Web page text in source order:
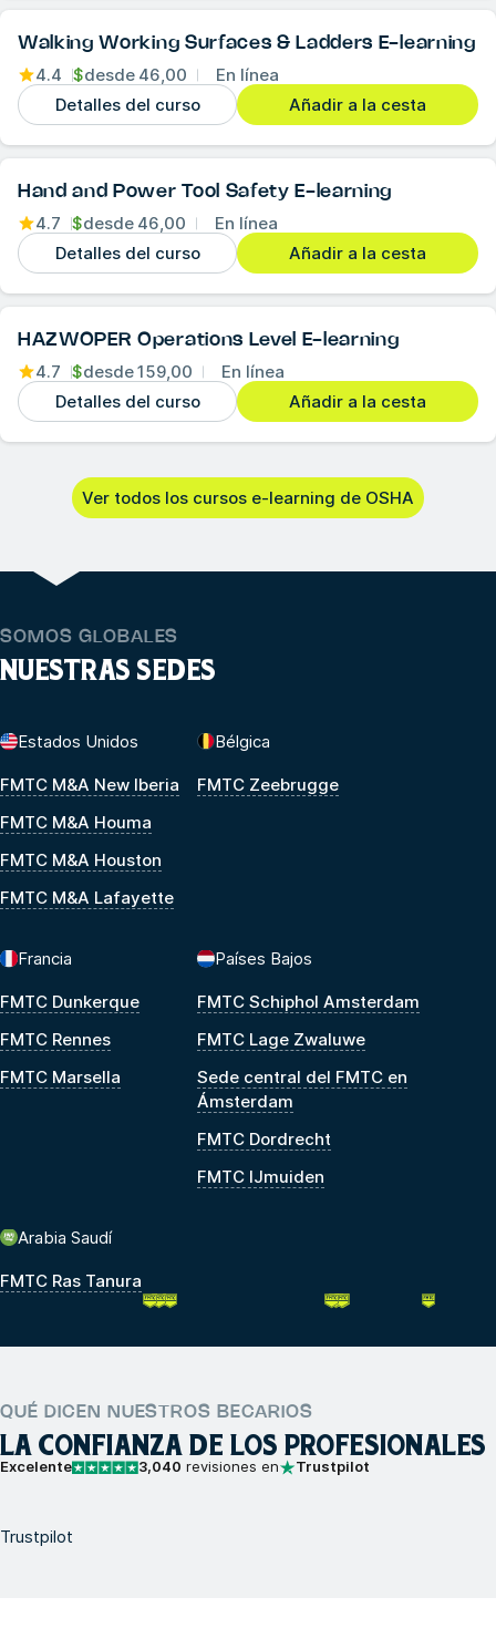
Walking Working Surfaces & Ladders E-learning
4.4 $desde 46,00
En línea
Detalles del curso
Añadir a la cesta
Hand and Power Tool Safety E-learning
4.7 $desde 46,00
En línea
Detalles del curso
Añadir a la cesta
HAZWOPER Operations Level E-learning
4.7 $desde159,00
En línea
Detalles del curso
Añadir a la cesta
Ver todos los cursos e-learning de OSHA
SOMOS GLOBALES
NUESTRAS SEDES
Estados Unidos
FMTC M&A New Iberia
FMTC M&A Houma
FMTC M&A Houston
FMTC M&A Lafayette
Bélgica
FMTC Zeebrugge
Francia
FMTC Dunkerque
FMTC Rennes
FMTC Marsella
Países Bajos
FMTC Schiphol Amsterdam
FMTC Lage Zwaluwe
Sede central del FMTC en
Ámsterdam
FMTC Dordrecht
FMTC IJmuiden
Arabia Saudí
FMTC Ras Tanura
QUÉ DICEN NUESTROS BECARIOS
LA CONFIANZA DE LOS PROFESIONALES
Excelente 3,040 revisiones en Trustpilot
Trustpilot